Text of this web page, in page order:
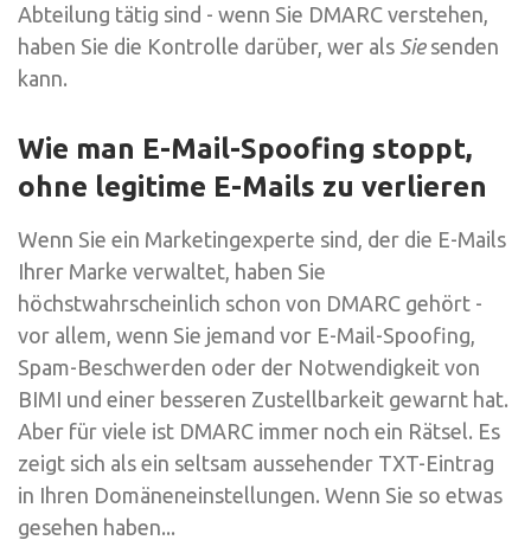
Abteilung tätig sind - wenn Sie DMARC verstehen,
haben Sie die Kontrolle darüber, wer als Siesenden
kann.
Wie man E-Mail-Spoofing stoppt,
ohne legitime E-Mails zu verlieren
Wenn Sie ein Marketingexperte sind, der die E-Mails
Ihrer Marke verwaltet, haben Sie
höchstwahrscheinlich schon von DMARC gehört -
vor allem, wenn Sie jemand vor E-Mail-Spoofing,
Spam-Beschwerden oder der Notwendigkeit von
BIMI und einer besseren Zustellbarkeit gewarnt hat.
Aber für viele ist DMARC immer noch ein Rätsel. Es
zeigt sich als ein seltsam aussehender TXT-Eintrag
in Ihren Domäneneinstellungen. Wenn Sie so etwas
gesehen haben...